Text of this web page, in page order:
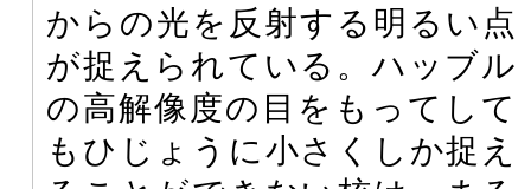
からの光を反射する明るい点
が捉えられている。ハッブル
の高解像度の目をもってして
もひじょうに小さくしか捉え